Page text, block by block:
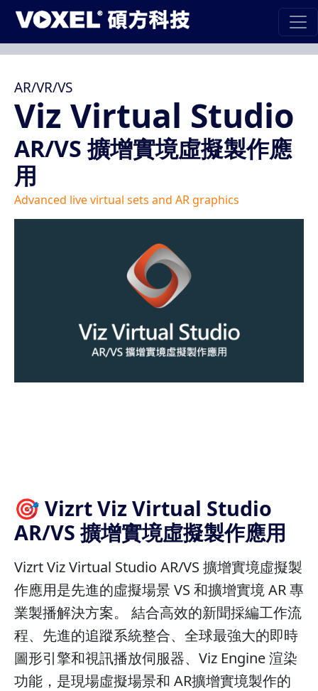
AR/VR/VS
Viz Virtual Studio
AR/VS 擴增實境虛擬製作應
用
Advanced live virtual sets and AR graphics
🎯 Vizrt Viz Virtual Studio
AR/VS 擴增實境虛擬製作應用
Vizrt Viz Virtual Studio AR/VS 擴增實境虛擬製
作應用是先進的虛擬場景 VS 和擴增實境 AR 專
業製播解決方案。 結合高效的新聞採編工作流
程、先進的追蹤系統整合、全球最強大的即時
圖形引擎和視訊播放伺服器、Viz Engine 渲染
功能，是現場虛擬場景和 AR擴增實境製作的